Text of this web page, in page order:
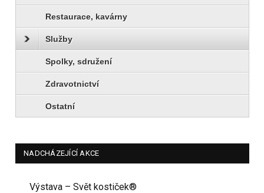
Restaurace, kavárny
Služby
Spolky, sdružení
Zdravotnictví
Ostatní
NADCHÁZEJÍCÍ AKCE
Výstava – Svět kostiček®